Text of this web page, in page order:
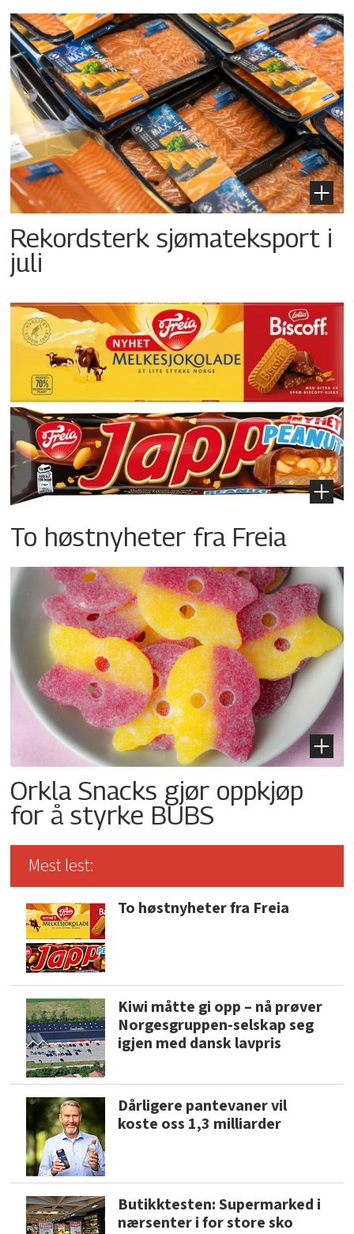
Rekordsterk sjømateksport i
juli
To høstnyheter fra Freia
Orkla Snacks gjør oppkjøp
for å styrke BUBS
Mest lest:
To høstnyheter fra Freia
Kiwi måtte gi opp – nå prøver
Norgesgruppen-selskap seg
igjen med dansk lavpris
Dårligere pantevaner vil
koste oss 1,3 milliarder
Butikktesten: Supermarked i
nærsenter i for store sko